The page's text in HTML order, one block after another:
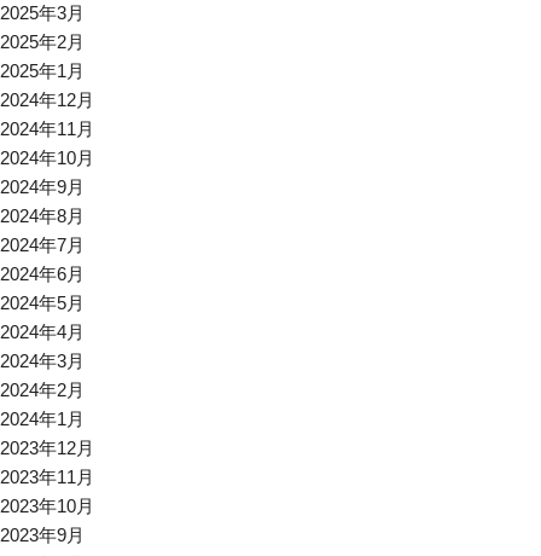
2025年3月
2025年2月
2025年1月
2024年12月
2024年11月
2024年10月
2024年9月
2024年8月
2024年7月
2024年6月
2024年5月
2024年4月
2024年3月
2024年2月
2024年1月
2023年12月
2023年11月
2023年10月
2023年9月